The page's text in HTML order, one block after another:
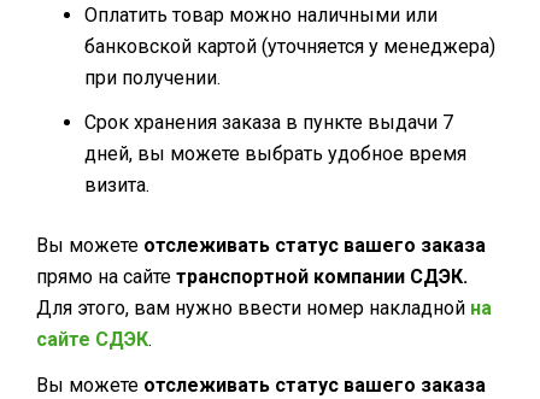
Оплатить товар можно наличными или
банковской картой (уточняется у менеджера)
при получении.
Срок хранения заказа в пункте выдачи 7
дней, вы можете выбрать удобное время
визита.
Вы можете отслеживать статус вашего заказа
прямо на сайте транспортной компании СДЭК.
Для этого, вам нужно ввести номер накладной на
сайте СДЭК.
Вы можете отслеживать статус вашего заказа